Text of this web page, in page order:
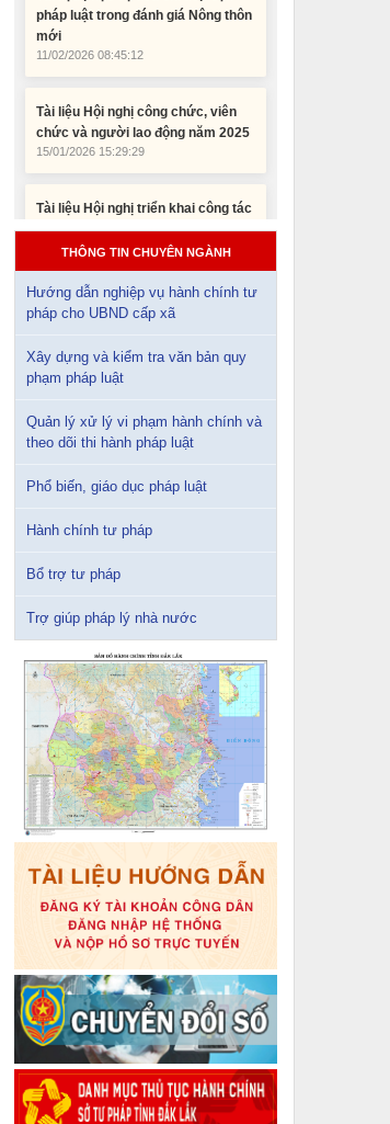
11/02/2026 08:45:12
15/01/2026 15:29:29
12/01/2026 14:30:21
Sổ tay tìm hiểu các quy định pháp
luật về đăng ký doanh nghiệp và
pháp luật thuế thu nhập cá nhân
10/01/2026 15:22:31
Đắk Lắk: Quyết tâm thực hiện hiệu
đến năm 2030
24/10/2025 17:14:42
THÔNG TIN CHUYÊN NGÀNH
Hướng dẫn nghiệp vụ hành chính tư
pháp cho UBND cấp xã
Xây dựng và kiểm tra văn bản quy
phạm pháp luật
Quản lý xử lý vi phạm hành chính và
theo dõi thi hành pháp luật
Phổ biến, giáo dục pháp luật
Hành chính tư pháp
Bổ trợ tư pháp
Trợ giúp pháp lý nhà nước